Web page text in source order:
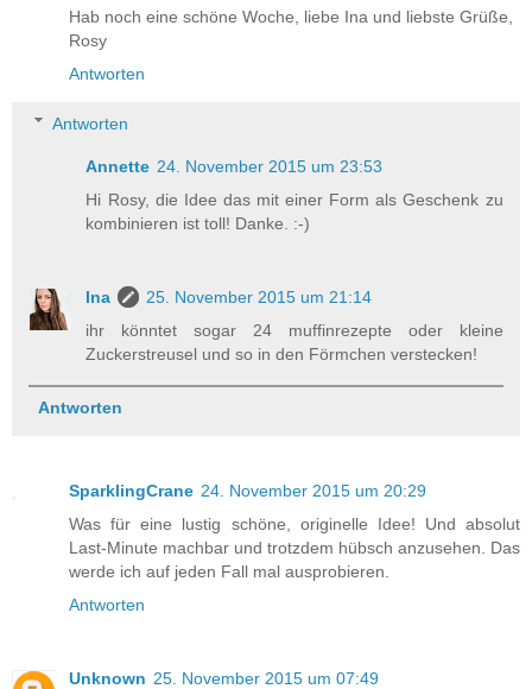
Hab noch eine schöne Woche, liebe Ina und liebste Grüße,
Rosy
Antworten
Antworten
Annette 24. November 2015 um 23:53
Hi Rosy, die Idee das mit einer Form als Geschenk zu
kombinieren ist toll! Danke. :-)
Ina
25. November 2015 um 21:14
ihr könntet sogar 24 muffinrezepte oder kleine
Zuckerstreusel und so in den Förmchen verstecken!
Antworten
SparklingCrane 24. November 2015 um 20:29
Was für eine lustig schöne, originelle Idee! Und absolut
Last-Minute machbar und trotzdem hübsch anzusehen. Das
werde ich auf jeden Fall mal ausprobieren.
Antworten
Unknown 25. November 2015 um 07:49